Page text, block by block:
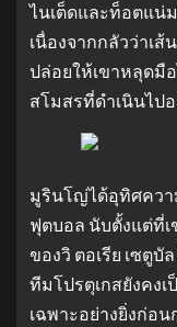
ไนเต็ดและท็อตแน่
เนื่องจากกลัวว่าเ
ปล่อยให้เขาหลุดมือ
สโมสรที่ดำเนินไปอ
มูรินโญ่ได้อุทิศคว
ฟุตบอล นับตั้งแต่ที่
ของวิ ตอเรีย เซตูบั
ทีมโปรตุเกสยังคง
เฉพาะอย่างยิ่งก่อน